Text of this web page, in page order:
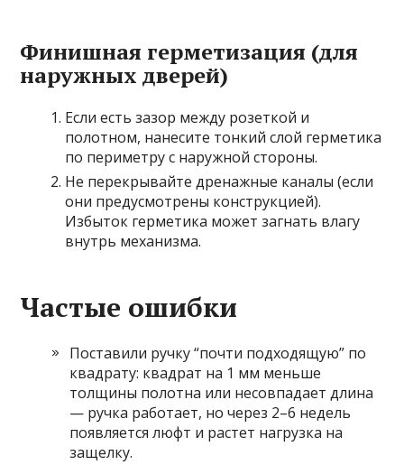
Финишная герметизация (для
наружных дверей)
Если есть зазор между розеткой и
полотном, нанесите тонкий слой герметика
по периметру с наружной стороны.
Не перекрывайте дренажные каналы (если
они предусмотрены конструкцией).
Избыток герметика может загнать влагу
внутрь механизма.
Частые ошибки
Поставили ручку “почти подходящую” по
квадрату: квадрат на 1 мм меньше
толщины полотна или несовпадает длина
— ручка работает, но через 2–6 недель
появляется люфт и растет нагрузка на
защелку.